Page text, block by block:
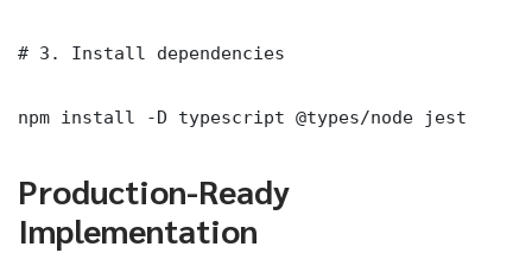
# 3. Install dependencies
npm install -D typescript @types/node jest
Production-Ready
Implementation